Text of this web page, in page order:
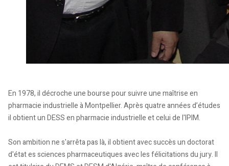
En 1978, il décroche une bourse pour suivre une maîtrise en
pharmacie industrielle à Montpellier. Après quatre années d’études
il obtient un DESS en pharmacie industrielle et celui de l'IPIM.
Son ambition ne s'arrêta pas là, il obtient avec succès un doctorat
d'état es sciences pharmaceutiques avec les félicitations du jury. Il